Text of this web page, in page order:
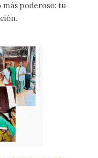
poderoso: tu